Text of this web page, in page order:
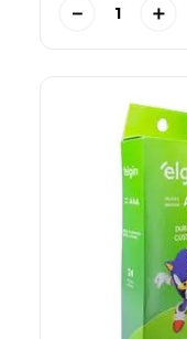
＋
－